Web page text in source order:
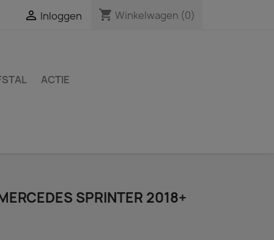
 Inloggen shopping_cart Winkelwagen (0)
ACTIE
SPRINTER 2018+